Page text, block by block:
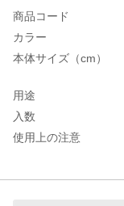
商品コード
カラー
本体サイズ（cm）
用途
入数
使用上の注意